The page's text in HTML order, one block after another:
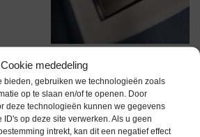
Cookie mededeling
bieden, gebruiken we technologieën zoals
op te slaan en/of te openen. Door
deze technologieën kunnen we gegevens
op deze site verwerken. Als u geen
intrekt, kan dit een negatief effect
Gereserveerd
Gereserveerd